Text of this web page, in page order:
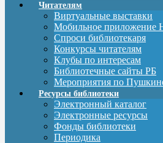
Читателям
Виртуальные выставки
Мобильное приложение
Спроси библиотекаря
Конкурсы читателям
Клубы по интересам
Библиотечные сайты РБ
Мероприятия по
Ресурсы библиотеки
Электронный каталог
Электронные ресурсы
Фонды библиотеки
Периодика